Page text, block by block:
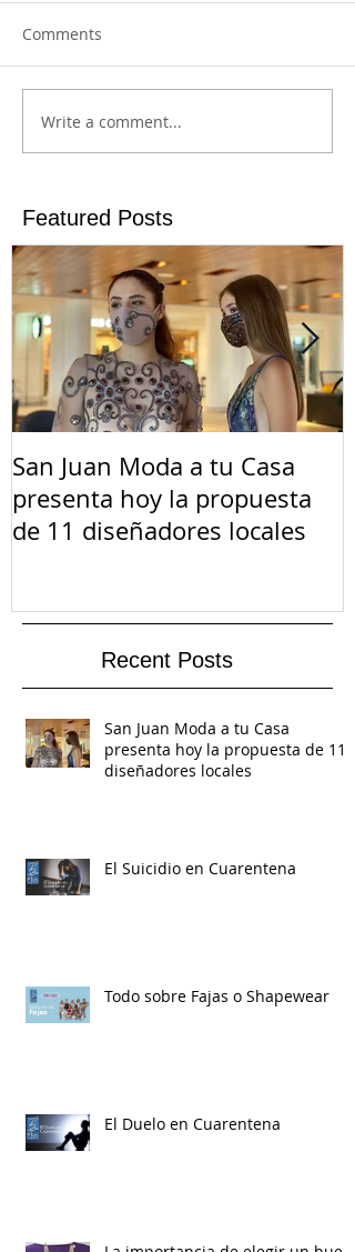
Comments
Write a comment...
Featured Posts
San Juan Moda a tu Casa
presenta hoy la propuesta
de 11 diseñadores locales
Recent Posts
San Juan Moda a tu Casa
presenta hoy la propuesta de 11
diseñadores locales
El Suicidio en Cuarentena
Todo sobre Fajas o Shapewear
El Duelo en Cuarentena